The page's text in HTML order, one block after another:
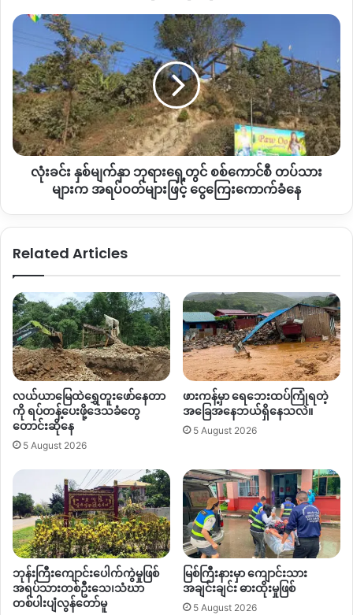
ရွှေတူးဖော်မှုကြောင့် နောက်ပိုင်းတွင် ရှိလာနိုင်သည့် ဒေသအတွင်း
ထိခိုက်မှုများကို ၎င်းက
KNGကို အခုလိုဆက်ပြောသည်။
“နောက်ပိုင်းဆို တစ်ဖြေးဖြေးနဲ့ စိုက်ပျိုးရေးတွေလည်း လုပ်လို့ရ
တော့မှာမဟုတ်ဘူး၊ ရွှေတူးတဲ့ နေရာမှာသုံးတဲ့ ပြဒါးတွေကြောင့် အခု
ဆို ငါးတွေမျှားစားရင်တောင် သတိထားရတော့မယ်၊ စိုက်ပျိုးခြံတွေ
ထဲမှာ သဲတွေလာပိတ်တော့ ဘာမှလုပ်လို့ရတော့မှာ မဟုတ်ဘူး ၊
ကျောက်တွေပိတ်ပြီး ရေလမ်းကြောင်းတွေလည်း အကုန်ပြောင်း
နောက်ဆို ရွာထဲကို ရေတွေဝင်လာတော့မှာ”ဟုပြောသည်။
ရွှေတူးဖော်သည့်နေရာသည် ကျေးရွာနှင့်တစ်မိုင်ခန့်သာရှိ၍ ပြီးခဲ့
စက်ယန္တရားကြီး ၂ ခုနှင့် ရွှေတူးဖောင် အခု ၅၀ ရှိနေပြီဖြစ်ကြောင်း
သိရသည်။
အထက်ပါ ဒဘတ်ချောင်းသည် တရုတ်ပြည်နယ်စပ်မှ မြစ်ဖျားခံပြီး
ဝိုင်းမော်မြို့နယ် တာလောကြီး သို့စီးဝင်သော ချောင်းတစ်ခု
ဖြစ်သည်။ ချောင်းတစ်လျှောက်ရှိ ကျေးရွာ စုစုပေါင်း ၃၀ နှင့်
လူဦးရေ ၁၀၀၀၀ ခန့်သည် ၎င်းချောင်းကို မှီခိုပြီး စိုက်ပျိုးရေး
လုပ်ငန်းကို အဓိကလုပ်ကိုင်ကြသည်။
လုံး
မျက်နှာ
ဘုရား
ရှေ့
တွင်
စစ်
ကောင်စီ
တပ်သား
ဖြ
နေ
လုံးခင်း နှစ်မျက်နှာ ဘုရားရှေ့တွင် စစ်ကောင်စီ တပ်သား
များက အရပ်ဝတ်များဖြင့် ငွေကြေးကောက်ခံနေ
Related Articles
လယ်ယာမြေထဲရွှေတူးဖော်နေတာ
ကို ရပ်တန့်ပေးဖို့ဒေသခံတွေ
တောင်းဆိုနေ
5 August 2026
ဖားကန့်မှာ ရေဘေးထပ်ကြုံရတဲ့
အခြေအနေဘယ်ရှိနေသလဲ။
5 August 2026
ဘုန်းကြီးကျောင်းပေါက်ကွဲမှုဖြစ်
အရပ်သားတစ်ဦးသေ၊သံဃာ
တစ်ပါးပျံလွန်တော်မူ
မြစ်ကြီးနားမှာ ကျောင်းသား
အချင်းချင်း ဓားထိုးမှုဖြစ်
5 August 2026